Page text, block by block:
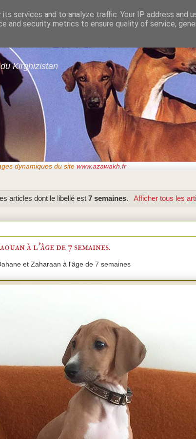
de GARDE-
Kirghizistan
dynamiques du site www.azawakh.fr
articles dont le libellé est7 semaines. Afficher tous les
à l'âge de 7 semaines.
et Zaharaan à l'âge de 7 semaines
services and to analyze traffic. Your IP address and
and security metrics to ensure quality of service,